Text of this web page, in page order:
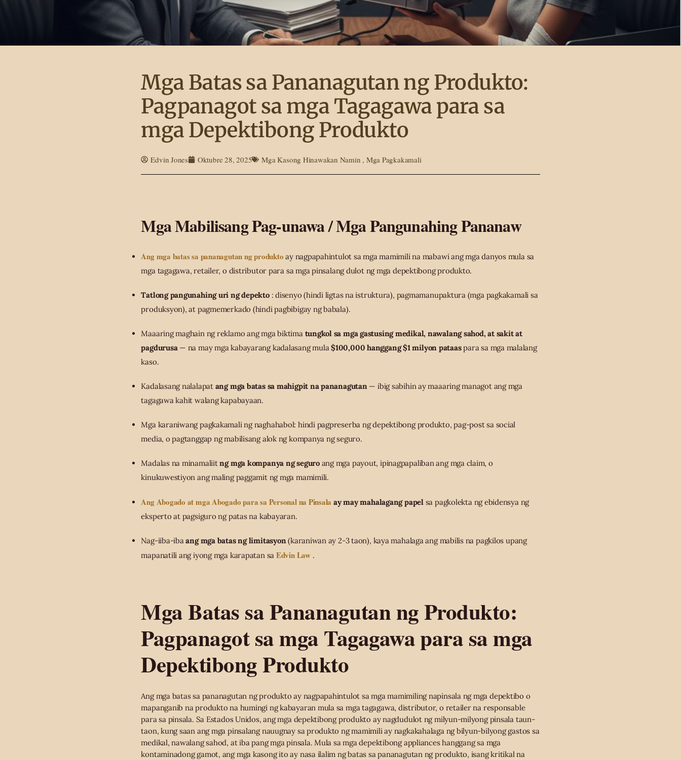
Mga Batas sa Pananagutan ng Produkto:
Pagpanagot sa mga Tagagawa para sa
mga Depektibong Produkto
Edvin Jones Oktubre 28, 2025 Mga Kasong Hinawakan Namin , Mga Pagkakamali
Mga Mabilisang Pag-unawa / Mga Pangunahing Pananaw
Ang mga batas sa pananagutan ng produkto ay nagpapahintulot sa mga mamimili na mabawi ang mga danyos mula sa
mga tagagawa, retailer, o distributor para sa mga pinsalang dulot ng mga depektibong produkto.
Tatlong pangunahing uri ng depekto: disenyo (hindi ligtas na istruktura), pagmamanupaktura (mga pagkakamali sa
produksyon), at pagmemerkado (hindi pagbibigay ng babala).
Maaaring maghain ng reklamo ang mga biktima tungkol sa mga gastusing medikal, nawalang sahod, at sakit at
pagdurusa— na may mga kabayarang kadalasang mula$100,000 hanggang $1 milyon pataaspara sa mga malalang
kaso.
Kadalasang nalalapat ang mga batas sa mahigpit na pananagutan— ibig sabihin ay maaaring managot ang mga
tagagawa kahit walang kapabayaan.
Mga karaniwang pagkakamali ng naghahabol: hindi pagpreserba ng depektibong produkto, pag-post sa social
media, o pagtanggap ng mabilisang alok ng kompanya ng seguro.
Madalas na minamaliitng mga kompanya ng seguroang mga payout, ipinagpapaliban ang mga claim, o
kinukuwestiyon ang maling paggamit ng mga mamimili.
Ang Abogado at mga Abogado para sa Personal na Pinsala ay may mahalagang papelsa pagkolekta ng ebidensya ng
eksperto at pagsiguro ng patas na kabayaran.
Nag-iiba-ibaang mga batas ng limitasyon(karaniwan ay 2-3 taon), kaya mahalaga ang mabilis na pagkilos upang
mapanatili ang iyong mga karapatan sa Edvin Law.
Mga Batas sa Pananagutan ng Produkto:
Pagpanagot sa mga Tagagawa para sa mga
Depektibong Produkto
Ang mga batas sa pananagutan ng produkto ay nagpapahintulot sa mga mamimiling napinsala ng mga depektibo o
mapanganib na produkto na humingi ng kabayaran mula sa mga tagagawa, distributor, o retailer na responsable
para sa pinsala. Sa Estados Unidos, ang mga depektibong produkto ay nagdudulot ng milyun-milyong pinsala taun-
taon, kung saan ang mga pinsalang nauugnay sa produkto ng mamimili ay nagkakahalaga ng bilyun-bilyong gastos sa
medikal, nawalang sahod, at iba pang mga pinsala. Mula sa mga depektibong appliances hanggang sa mga
kontaminadong gamot, ang mga kasong ito ay nasa ilalim ng batas sa pananagutan ng produkto, isang kritikal na